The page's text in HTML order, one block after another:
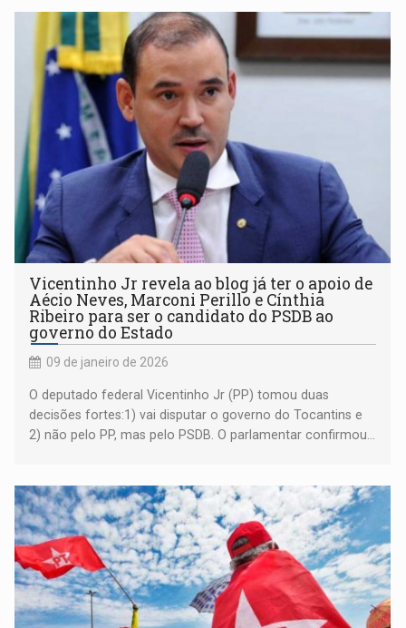
Vicentinho Jr revela ao blog já ter o apoio de
Aécio Neves, Marconi Perillo e Cínthia
Ribeiro para ser o candidato do PSDB ao
governo do Estado
09 de janeiro de 2026
O deputado federal Vicentinho Jr (PP) tomou duas
decisões fortes:1) vai disputar o governo do Tocantins e
2) não pelo PP, mas pelo PSDB. O parlamentar confirmou...